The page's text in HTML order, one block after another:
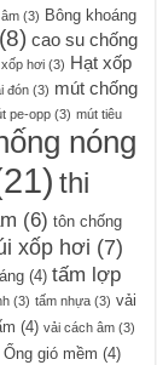
(3) Bông khoáng
(8) cao su chống
hơi (3) Hạt xốp
đón (3) mút chống
pe-opp (3) mút tiêu
nóng
thi
(6) tôn chống
xốp hơi (7)
(4) tấm lợp
(3) tấm nhựa (3) vải
(4) vải cách âm (3)
Ống gió mềm (4)